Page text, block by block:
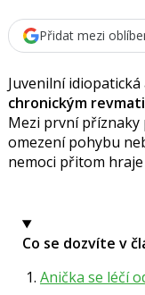
Přidat mezi
Juvenilní idiopatická
chronickým
Mezi první
omezení pohybu
nemoci přitom
Co se dozvíte v
Anička se léčí